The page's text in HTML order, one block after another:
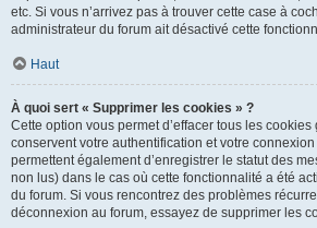
etc. Si vous n’arrivez pas à trouver cette case à
administrateur du forum ait désactivé cette
Haut
À quoi sert « Supprimer les cookies » ?
Cette option vous permet d’effacer tous les
conservent votre authentification et votre
permettent également d’enregistrer le statut des
non lus) dans le cas où cette fonctionnalité a été
du forum. Si vous rencontrez des problèmes
déconnexion au forum, essayez de supprimer les